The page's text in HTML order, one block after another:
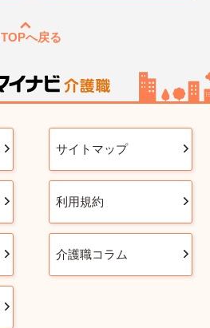
TOPへ戻る
サイトマップ
利用規約
介護職コラム